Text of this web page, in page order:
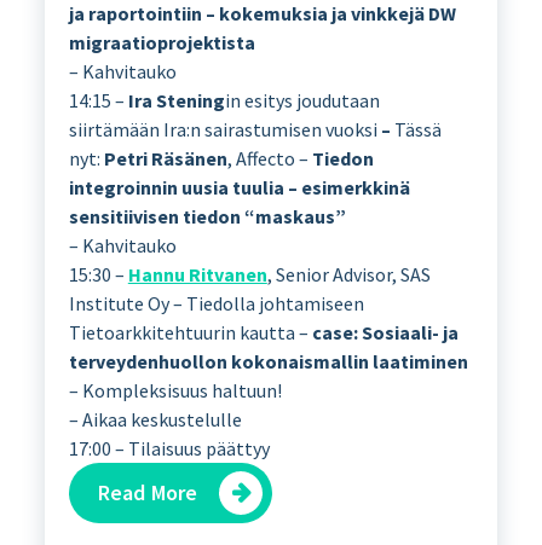
ja raportointiin – kokemuksia ja vinkkejä DW
migraatioprojektista
– Kahvitauko
14:15 – Ira Steningin esitys joudutaan
siirtämään Ira:n sairastumisen vuoksi – Tässä
nyt: Petri Räsänen, Affecto – Tiedon
integroinnin uusia tuulia – esimerkkinä
sensitiivisen tiedon “maskaus”
– Kahvitauko
15:30 – Hannu Ritvanen, Senior Advisor, SAS
Institute Oy – Tiedolla johtamiseen
Tietoarkkitehtuurin kautta – case: Sosiaali- ja
terveydenhuollon kokonaismallin laatiminen
– Kompleksisuus haltuun!
– Aikaa keskustelulle
17:00 – Tilaisuus päättyy
Read More